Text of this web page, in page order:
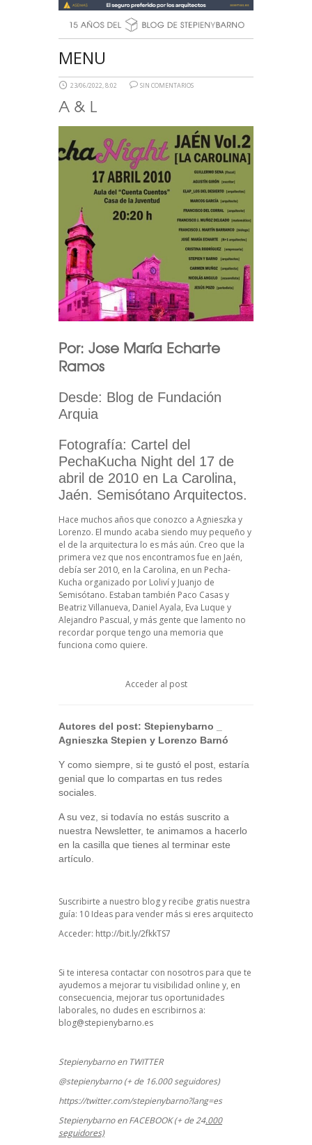
MENU
23/06/2022, 8:02 SIN COMENTARIOS
A & L
Por: Jose María Echarte
Ramos
Desde: Blog de Fundación
Arquia
Fotografía: Cartel del
PechaKucha Night del 17 de
abril de 2010 en La Carolina,
Jaén. Semisótano Arquitectos.
Hace muchos años que conozco a Agnieszka y
Lorenzo. El mundo acaba siendo muy pequeño y
el de la arquitectura lo es más aún. Creo que la
primera vez que nos encontramos fue en Jaén,
debía ser 2010, en la Carolina, en un Pecha-
Kucha organizado por Loliví y Juanjo de
Semisótano. Estaban también Paco Casas y
Beatriz Villanueva, Daniel Ayala, Eva Luque y
Alejandro Pascual, y más gente que lamento no
recordar porque tengo una memoria que
funciona como quiere.
Acceder al post
Autores del post: Stepienybarno
Agnieszka Stepien y Lorenzo Barnó
Y como siempre, si te gustó el post, estaría
genial que lo compartas en tus redes
sociales.
A su vez, si todavía no estás suscrito a
nuestra Newsletter, te animamos a hacerlo
en la casilla que tienes al terminar este
artículo.
Suscribirte a nuestro blog y recibe gratis nuestra
guía: 10 Ideas para vender más si eres arquitecto
Acceder: http://bit.ly/2fkkTS7
Si te interesa contactar con nosotros para que te
ayudemos a mejorar tu visibilidad online y, en
consecuencia, mejorar tus oportunidades
laborales, no dudes en escribirnos a:
blog@stepienybarno.es
Stepienybarno en TWITTER
@stepienybarno (+ de 16.000 seguidores)
https://twitter.com/stepienybarno?lang=es
Stepienybarno en FACEBOOK (+ de 24.000
seguidores)